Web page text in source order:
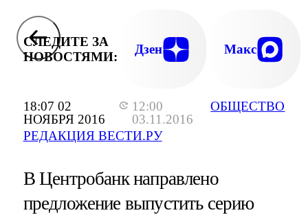
18:07 02
НОЯБРЯ 2016
12:00
03.11.2016
РЕДАКЦИЯ ВЕСТИ.РУ
ОБЩЕСТВО
СЛЕДИТЕ ЗА
НОВОСТЯМИ:
Дзен Макс
В Центробанк направлено
предложение выпустить серию